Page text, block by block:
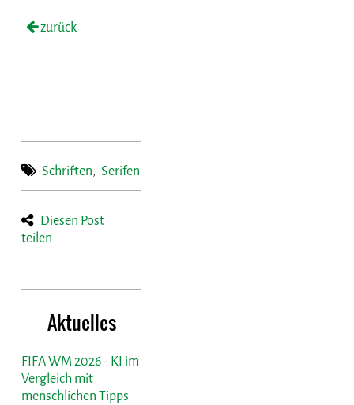
zurück
Schriften, Serifen
Diesen Post
teilen
Aktuelles
FIFA WM 2026 - KI im
Vergleich mit
menschlichen Tipps